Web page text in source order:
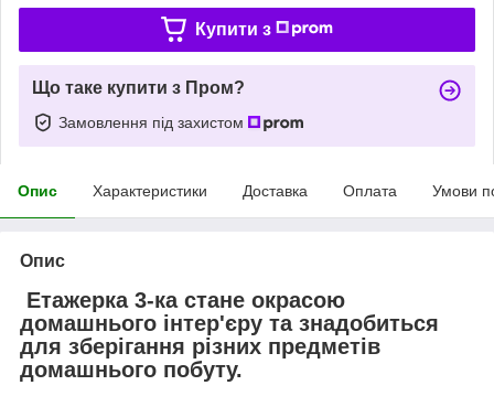
Купити з
Що таке купити з Пром?
Замовлення під захистом
Опис Характеристики Доставка Оплата Умови
Опис
Етажерка 3-ка стане окрасою
домашнього інтер'єру та знадобиться
для зберігання різних предметів
домашнього побуту.